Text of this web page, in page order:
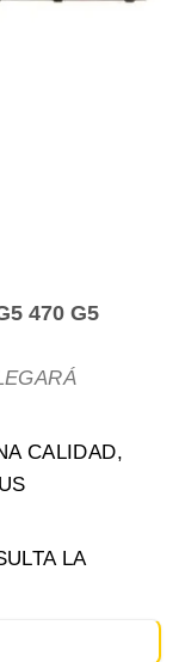
470 G5
CALIDAD,
LA